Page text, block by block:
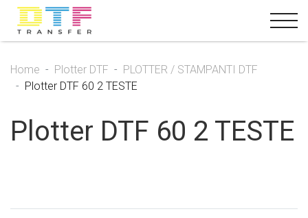
Home Plotter DTF
PLOTTER / STAMPANTI DTF
Plotter DTF 60 2 TESTE
Plotter DTF 60 2 TESTE